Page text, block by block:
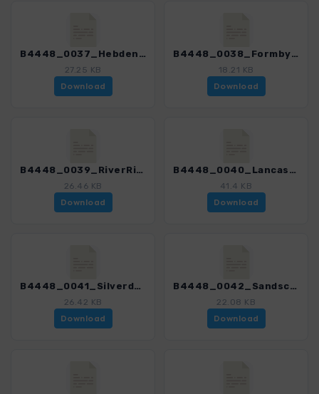
B4448_0037_HebdenDale_4448_1.gpx
27.25 KB
Download
B4448_0038_Formby_4448_1.gpx
18.21 KB
Download
B4448_0039_RiverRibble_4448_1.gpx
26.46 KB
Download
B4448_0040_Lancaster_4448_1.gpx
41.4 KB
Download
B4448_0041_Silverdale_4448_1.gpx
26.42 KB
Download
B4448_0042_Sandscale Haws_4448_1.gpx
22.08 KB
Download